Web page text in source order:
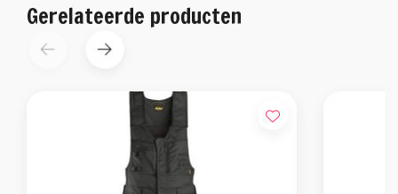
Gerelateerde producten